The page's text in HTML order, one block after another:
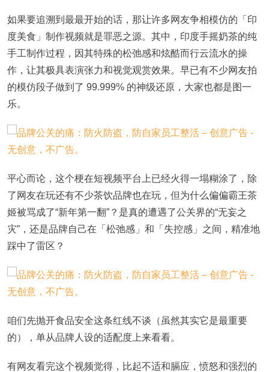
如果要追溯到最最开始的话，那让许多网友争相模仿的「印
度美食」制作视频就是罪恶之源。其中，印度手摇奶茶的纯
手工制作过程，因其特殊的松弛感和炫酷而行云流水的操
作，让其极具表演张力和视觉观赏效果。早已有不少网友拍
的模仿段子做到了 99.999% 的神级还原，大家也都是图一
乐。
平心而论，这个梗在短视频平台上已经火得一塌糊涂了，除
了网友在玩还有不少茶饮品牌也在玩，但为什么偏偏霸王茶
姬被骂成了“新年第一翻”？是真的遭遇了公关界的“无妄之
灾”，还是品牌自己在「松弛感」和「失控感」之间，精准地
踩中了雷区？
咱们先抛开食品安全这条红线不谈（虽然其实它是最重要
的），单从品牌人设的适配度上来看看。
有网友看完这个视频觉得，比起不适和膈应，愤怒和强烈的